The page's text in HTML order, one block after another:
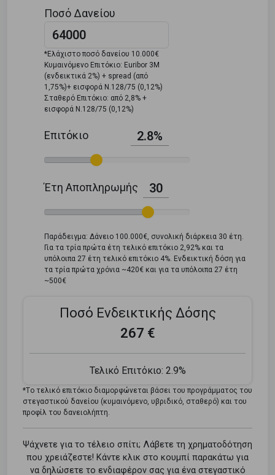
Ποσό Δανείου
*Ελάχιστο ποσό δανείου 10.000€
Κυμαινόμενο Επιτόκιο: Euribor 3M
(ενδεικτικά 2%) + spread (από
1,75%)+ εισφορά Ν.128/75 (0,12%)
Σταθερό Επιτόκιο: από 2,8% +
εισφορά Ν.128/75 (0,12%)
Επιτόκιο 2.8%
Έτη Αποπληρωμής 30
Παράδειγμα: Δάνειο 100.000€, συνολική διάρκεια 30 έτη.
Για τα τρία πρώτα έτη τελικό επιτόκιο 2,92% και τα
υπόλοιπα 27 έτη τελικό επιτόκιο 4%. Ενδεικτική δόση για
τα τρία πρώτα χρόνια ~420€ και για τα υπόλοιπα 27 έτη
~500€
Ποσό Ενδεικτικής Δόσης
267 €
Τελικό Επιτόκιο: 2.9%
*Tο τελικό επιτόκιο διαμορφώνεται βάσει του προγράμματος του
στεγαστικού δανείου (κυμαινόμενο, υβριδικό, σταθερό) και του
προφίλ του δανειολήπτη.
Ψάχνετε για το τέλειο σπίτι; Λάβετε τη χρηματοδότηση
που χρειάζεστε! Κάντε κλικ στο κουμπί παρακάτω για
να δηλώσετε το ενδιαφέρον σας για ένα στεγαστικό